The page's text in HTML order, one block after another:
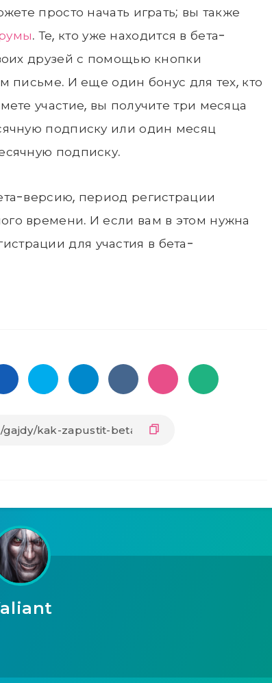
просто начать играть; вы также
. Те, кто уже находится в бета-
друзей с помощью кнопки
письме. И еще один бонус для тех, кто
участие, вы получите три месяца
подписку или один месяц
подписку.
версию, период регистрации
времени. И если вам в этом нужна
для участия в бета-